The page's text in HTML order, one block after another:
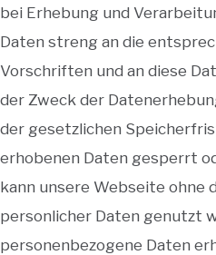
bei Erhebung und
Daten streng an die
Vorschriften und an diese
der Zweck der
der gesetzlichen
erhobenen Daten gesperrt
kann unsere Webseite ohne
personlicher Daten genutzt
personenbezogene Daten